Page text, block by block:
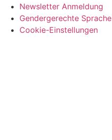
Newsletter Anmeldung
Gendergerechte Sprache
Cookie-Einstellungen